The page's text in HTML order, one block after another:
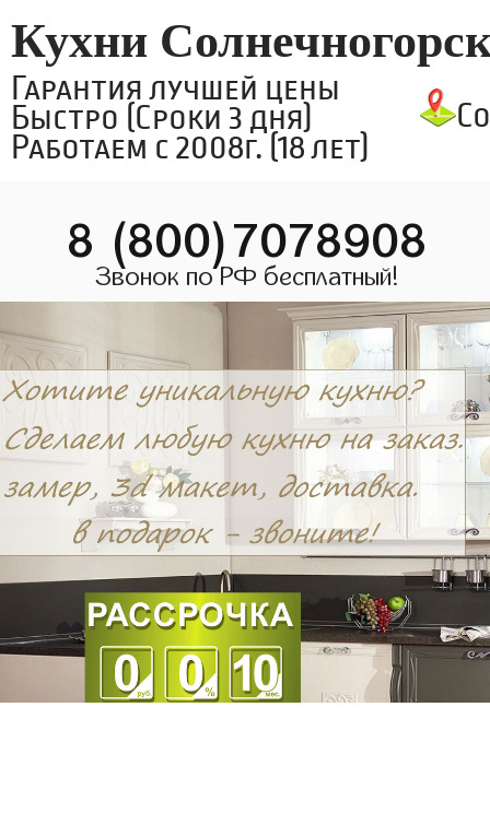
Кухни
Гарантия лучшей цены
Быстро (Сроки 3 дня)
Работаем с 2008г. (18 лет)
8 (800)7078908
Звонок по РФ бесплатный!